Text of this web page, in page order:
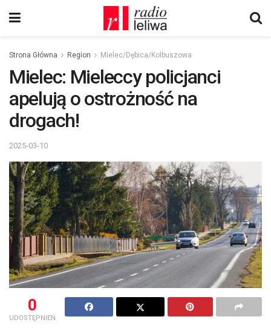
Strona Główna Region Mielec/Dębica/Kolbuszowa
Mielec: Mieleccy policjanci
apelują o ostrożność na
drogach!
2025-03-10
0
UDOSTĘPNIEŃ